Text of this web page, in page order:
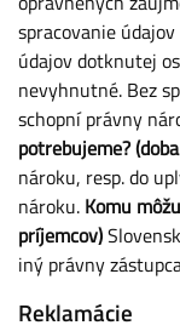
spracovanie
údajov dotknutej
nevyhnutné. Bez
schopní právny
potrebujeme?
nároku, resp. do
nároku. Komu
príjemcov)
iný právny
Reklamácie